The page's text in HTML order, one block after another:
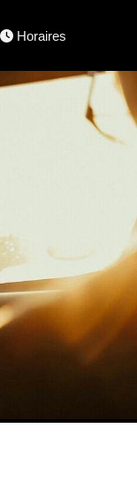
Horaires